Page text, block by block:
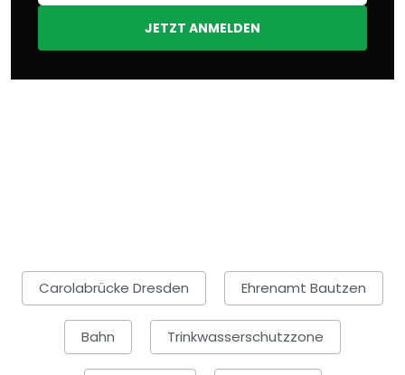
JETZT ANMELDEN
Carolabrücke Dresden Ehrenamt Bautzen
Bahn Trinkwasserschutzzone